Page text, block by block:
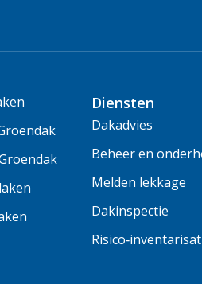
Diensten
Dakadvies
Beheer en
Melden lekkage
Dakinspectie